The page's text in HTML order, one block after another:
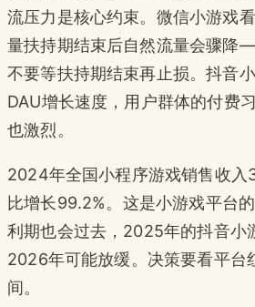
流压力是核心约束。微信小游戏
量扶持期结束后自然流量会骤降
不要等扶持期结束再止损。抖音
DAU增长速度，用户群体的付费
也激烈。
2024年全国小程序游戏销售收入
比增长99.2%。这是小游戏平台
利期也会过去，2025年的抖音小
2026年可能放缓。决策要看平台
间。